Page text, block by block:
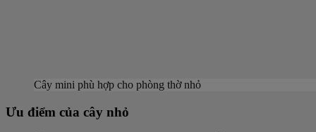
Cây mini phù hợp cho phòng thờ nhỏ
Ưu điểm của cây nhỏ